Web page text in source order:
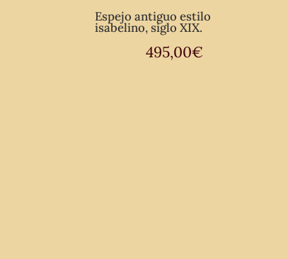
Espejo antiguo estilo
isabelino, siglo XIX.
495,00€